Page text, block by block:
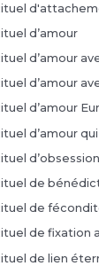
d’amour
d’amour
d’amour
d’amour
d’amour
de
de
de fixation
de lien